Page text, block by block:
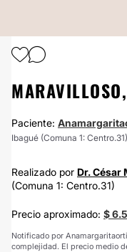
Paciente:
Ibagué (Comuna 1: Centro.31)
Realizado por Dr. César
(Comuna 1: Centro.31)
Precio aproximado: $
Notificado por
complejidad. El precio medio